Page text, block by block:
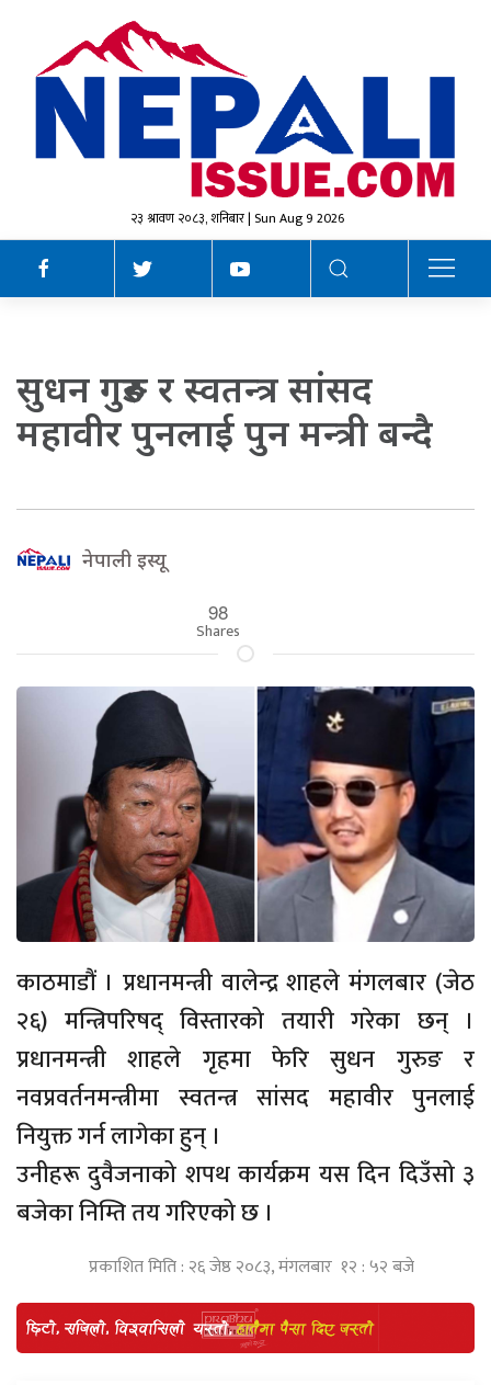
२३ श्रावण २०८३, शनिबार | Sun Aug 9 2026
सुधन गुरुङ र स्वतन्त्र सांसद
महावीर पुनलाई पुन मन्त्री बन्दै
नेपाली इस्यू
98
Shares
काठमाडौं । प्रधानमन्त्री वालेन्द्र शाहले मंगलबार (जेठ
२६) मन्त्रिपरिषद् विस्तारको तयारी गरेका छन् ।
प्रधानमन्त्री शाहले गृहमा फेरि सुधन गुरुङ र
नवप्रवर्तनमन्त्रीमा स्वतन्त्र सांसद महावीर पुनलाई
नियुक्त गर्न लागेका हुन् ।
उनीहरू दुवैजनाको शपथ कार्यक्रम यस दिन दिउँसो ३
बजेका निम्ति तय गरिएको छ ।
प्रकाशित मिति : २६ जेष्ठ २०८३, मंगलबार १२ : ५२ बजे